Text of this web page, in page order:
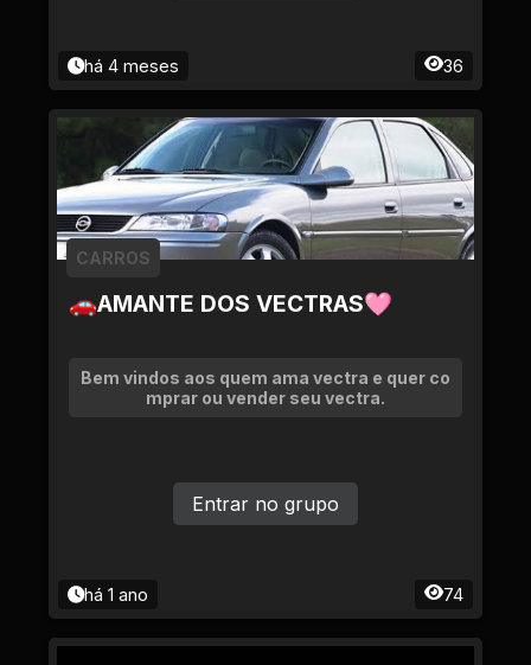
há 4 meses 36
🚗AMANTE DOS VECTRAS🩷
CARROS
Bem vindos aos quem ama vectra e quer co
mprar ou vender seu vectra.
há 1 ano 74
Entrar no grupo